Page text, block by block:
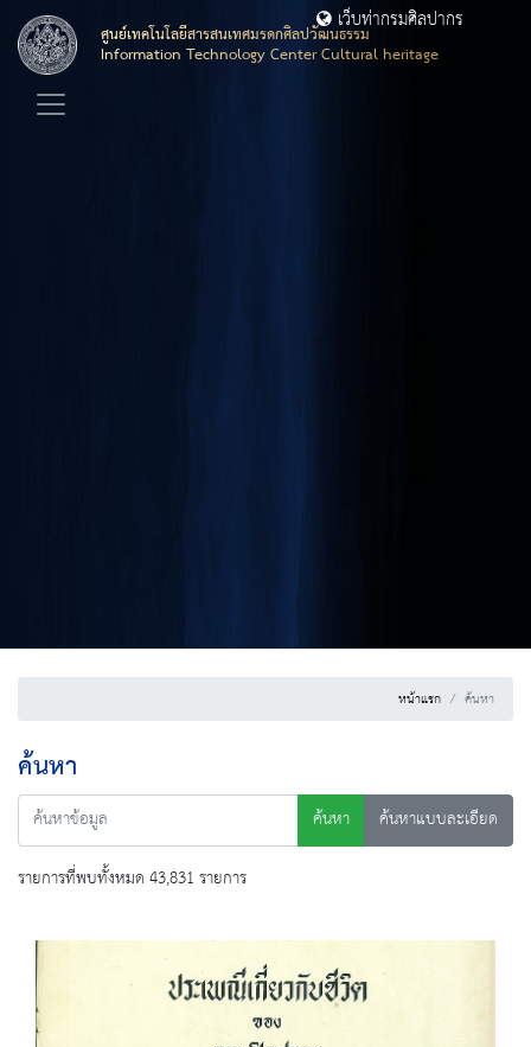
ศูนย์เทคโนโลยีสารสนเทศมรดกศิลปวัฒนธรรม
Information Technology Center Cultural heritage
เว็บท่ากรมศิลปากร
หน้าแรก ค้นหา
ค้นหา
ค้นหา
ค้นหาแบบละเอียด
รายการที่พบทั้งหมด 43,831 รายการ